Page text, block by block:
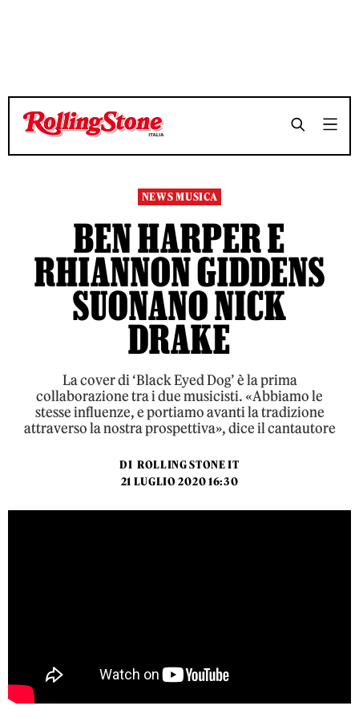
TEMPO DI LETTURA 3 MINUTI SHARE
TEMPO DI LETTURA 3 MINUTI SHARE
NEWS MUSICA
BEN HARPER E
RHIANNON GIDDENS
SUONANO NICK
DRAKE
La cover di ‘Black Eyed Dog’ è la prima
collaborazione tra i due musicisti. «Abbiamo le
stesse influenze, e portiamo avanti la tradizione
attraverso la nostra prospettiva», dice il cantautore
DI ROLLING STONE IT
21 LUGLIO 2020 16:30